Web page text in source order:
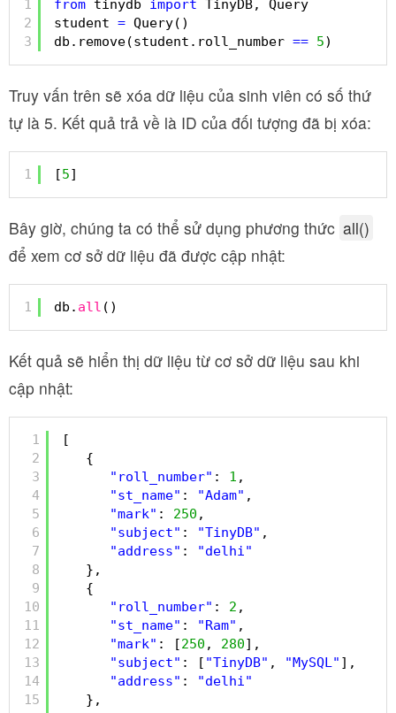
1
2
3
from tinydb import TinyDB, Query
student = Query()
db.remove(student.roll_number == 5)
Truy vấn trên sẽ xóa dữ liệu của sinh viên có số thứ
tự là 5. Kết quả trả về là ID của đối tượng đã bị xóa:
1 [5]
Bây giờ, chúng ta có thể sử dụng phương thức all()
để xem cơ sở dữ liệu đã được cập nhật:
1 db. all ()
Kết quả sẽ hiển thị dữ liệu từ cơ sở dữ liệu sau khi
cập nhật:
1
2
3
4
5
6
7
8
9
10
11
12
13
14
15
[
{
"roll_number" : 1 ,
"st_name" : "Adam" ,
"mark" : 250 ,
"subject" : "TinyDB" ,
"address" :
"delhi"
},
{
"roll_number" : 2 ,
"st_name" : "Ram" ,
"mark" : [250 , 280],
"subject" : [ "TinyDB" , "MySQL" ],
"address" :
"delhi"
},